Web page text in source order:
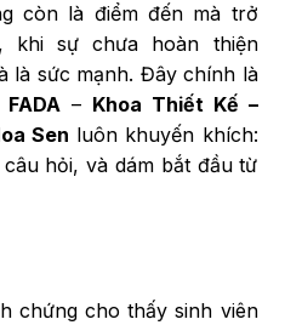
còn là điểm đến mà trở
khi sự chưa hoàn thiện
là sức mạnh. Đây chính là
FADA – Khoa Thiết Kế –
Sen luôn khuyến khích:
hỏi, và dám bắt đầu từ
chứng cho thấy sinh viên